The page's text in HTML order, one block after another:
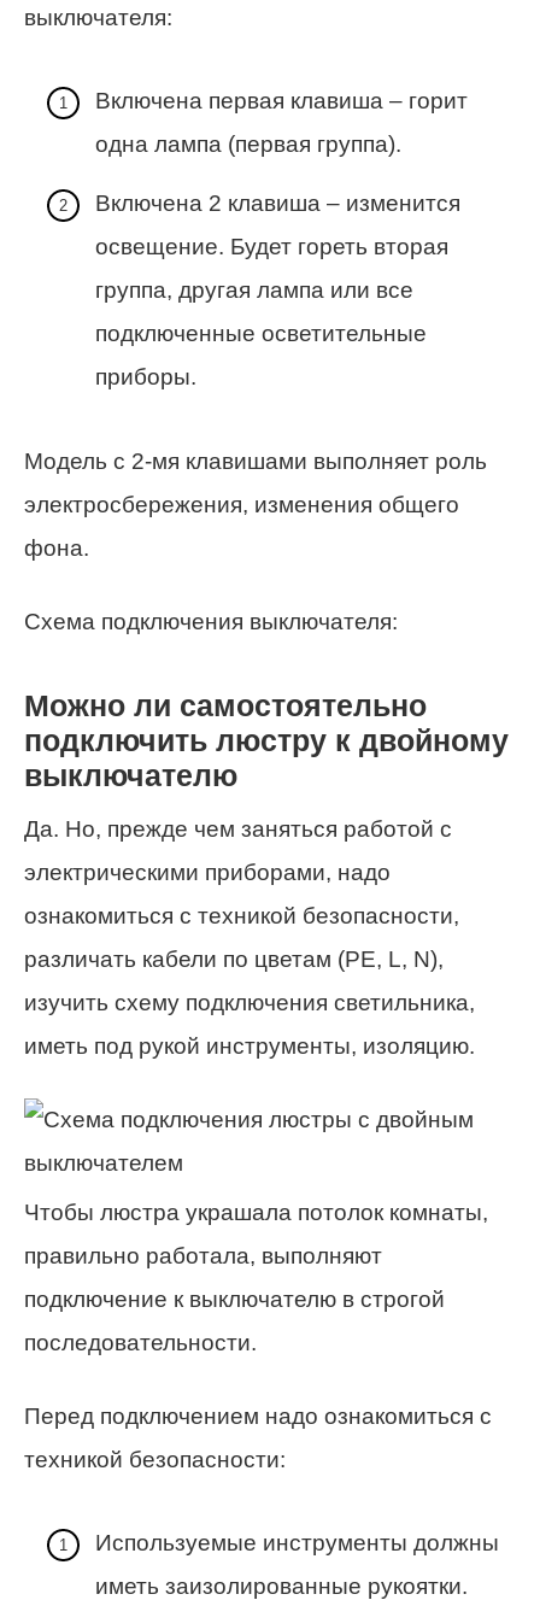
выключателя:
Включена первая клавиша – горит
одна лампа (первая группа).
Включена 2 клавиша – изменится
освещение. Будет гореть вторая
группа, другая лампа или все
подключенные осветительные
приборы.
Модель с 2-мя клавишами выполняет роль
электросбережения, изменения общего
фона.
Схема подключения выключателя:
Можно ли самостоятельно
подключить люстру к двойному
выключателю
Да. Но, прежде чем заняться работой с
электрическими приборами, надо
ознакомиться с техникой безопасности,
различать кабели по цветам (PE, L, N),
изучить схему подключения светильника,
иметь под рукой инструменты, изоляцию.
Чтобы люстра украшала потолок комнаты,
правильно работала, выполняют
подключение к выключателю в строгой
последовательности.
Перед подключением надо ознакомиться с
техникой безопасности:
Используемые инструменты должны
иметь заизолированные рукоятки.